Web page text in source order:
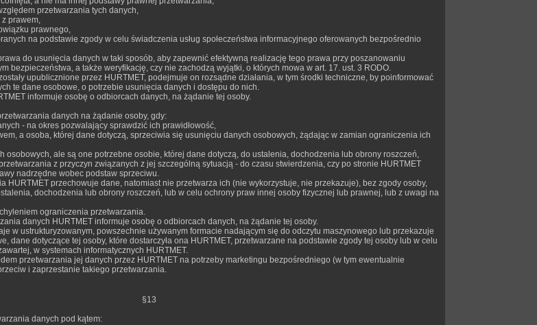
przetwarzania tych danych,
prawem,
prawnego,
na podstawie zgody w celu świadczenia usług społeczeństwa informacyjnego oferowanych bezpośrednio
do usunięcia danych w taki sposób, aby zapewnić efektywną realizację tego prawa przy poszanowaniu
bezpieczeństwa, a także weryfikację, czy nie zachodzą wyjątki, o których mowa w art. 17. ust. 3 RODO.
upublicznione przez HURTMET, podejmuje on rozsądne działania, w tym środki techniczne, by poinformować
te dane osobowe, o potrzebie usunięcia danych i dostępu do nich.
informuje osobę o odbiorcach danych, na żądanie tej osoby.
danych na żądanie osoby, gdy:
- na okres pozwalający sprawdzić ich prawidłowość,
a osoba, której dane dotyczą, sprzeciwia się usunięciu danych osobowych, żądając w zamian ograniczenia ich
osobowych, ale są one potrzebne osobie, której dane dotyczą, do ustalenia, dochodzenia lub obrony roszczeń,
z przyczyn związanych z jej szczególną sytuacją - do czasu stwierdzenia, czy po stronie HURTMET
nadrzędne wobec podstaw sprzeciwu.
HURTMET przechowuje dane, natomiast nie przetwarza ich (nie wykorzystuje, nie przekazuje), bez zgody osoby,
dochodzenia lub obrony roszczeń, lub w celu ochrony praw innej osoby fizycznej lub prawnej, lub z uwagi na
ograniczenia przetwarzania.
danych HURTMET informuje osobę o odbiorcach danych, na żądanie tej osoby.
w ustrukturyzowanym, powszechnie używanym formacie nadającym się do odczytu maszynowego lub przekazuje
dane dotyczące tej osoby, które dostarczyła ona HURTMET, przetwarzane na podstawie zgody tej osoby lub w celu
w systemach informatycznych HURTMET.
przetwarzania jej danych przez HURTMET na potrzeby marketingu bezpośredniego (w tym ewentualnie
i zaprzestanie takiego przetwarzania.
§13
danych pod kątem: